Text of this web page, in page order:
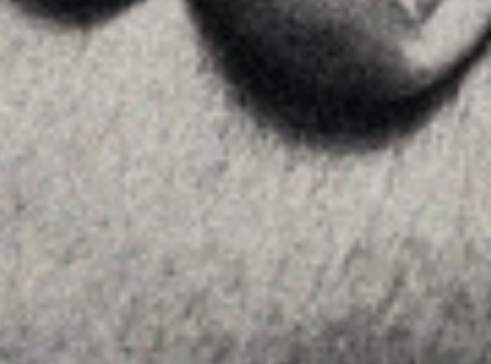
Instagram
Youtube
Allyon — Barcelona, Spain
Copyrights © 2026 AVÍS LEGAL·
POLÍTICA DE COOKIES · POLÍTICA DE PRIVACITAT ·